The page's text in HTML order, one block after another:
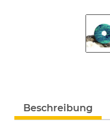
Beschreibung